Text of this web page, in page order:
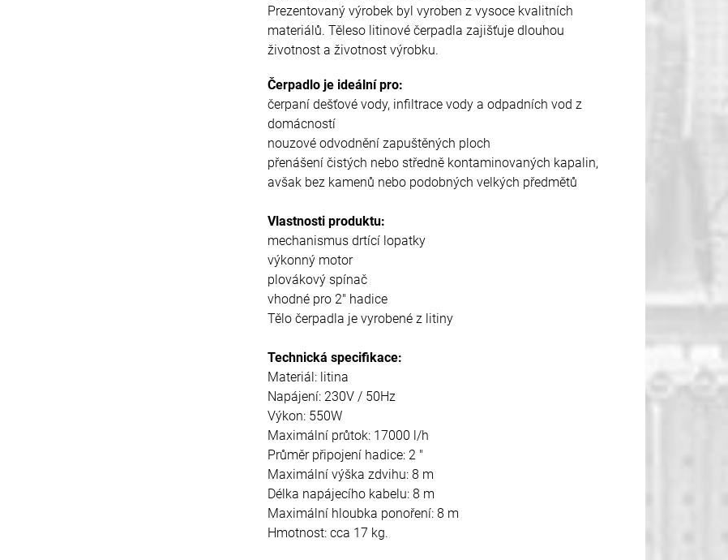
Prezentovaný výrobek byl vyroben z vysoce kvalitních
materiálů. Těleso litinové čerpadla zajišťuje dlouhou
životnost a životnost výrobku.
Čerpadlo je ideální pro:
čerpaní dešťové vody, infiltrace vody a odpadních vod z
domácností
nouzové odvodnění zapuštěných ploch
přenášení čistých nebo středně kontaminovaných kapalin,
avšak bez kamenů nebo podobných velkých předmětů
Vlastnosti produktu:
mechanismus drtící lopatky
výkonný motor
plovákový spínač
vhodné pro 2" hadice
Tělo čerpadla je vyrobené z litiny
Technická specifikace:
Materiál: litina
Napájení: 230V / 50Hz
Výkon: 550W
Maximální průtok: 17000 l/h
Průměr připojení hadice: 2 "
Maximální výška zdvihu: 8 m
Délka napájecího kabelu: 8 m
Maximální hloubka ponoření: 8 m
Hmotnost: cca 17 kg.